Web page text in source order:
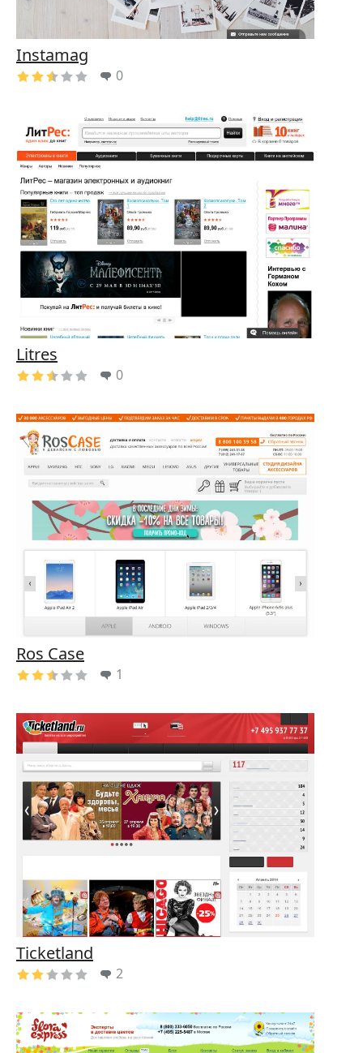
Instamag
0
Litres
0
Ros Case
1
Ticketland
2